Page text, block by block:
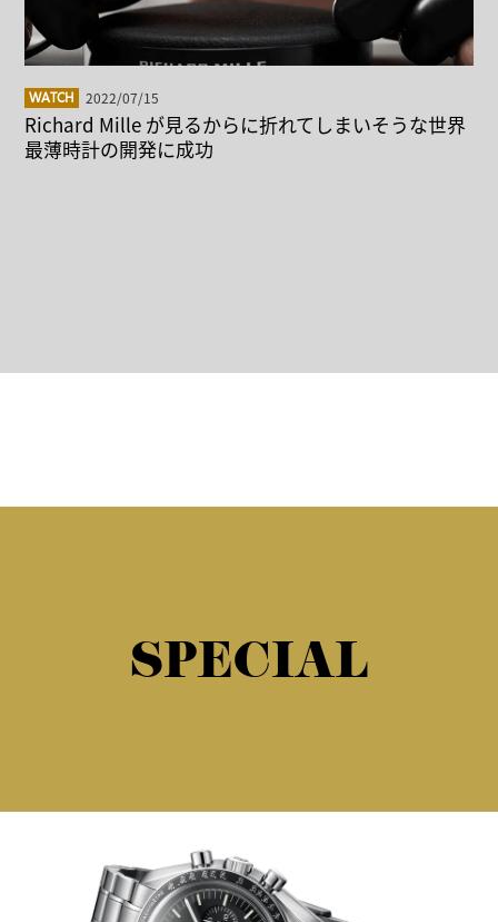
WATCH 2022/07/15
Richard Mille が見るからに折れてしまいそうな世界
最薄時計の開発に成功
SPECIAL